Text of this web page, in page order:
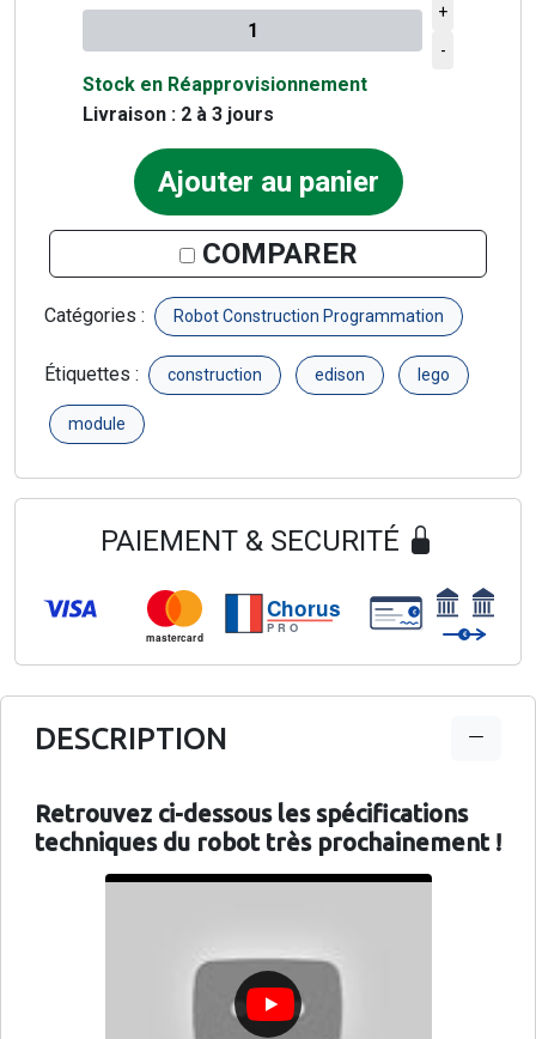
Quantité à ajouter au panier
+
-
Stock en Réapprovisionnement
Livraison : 2 à 3 jours
Ajouter au panier
COMPARER
Catégories : Robot Construction Programmation
Étiquettes : construction edison lego
module
PAIEMENT & SECURITÉ
mastercard
Chorus
PRO
€
€
DESCRIPTION
Retrouvez ci-dessous les spécifications
techniques du robot très prochainement !